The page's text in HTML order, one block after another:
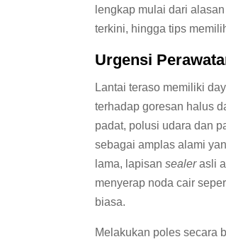
lengkap mulai dari
terkini, hingga tips
Urgensi
Lantai teraso memiliki
terhadap goresan halus
padat, polusi udara dan
sebagai amplas alami
lama, lapisansealerasli
menyerap noda cair
biasa.
Melakukan poles secara